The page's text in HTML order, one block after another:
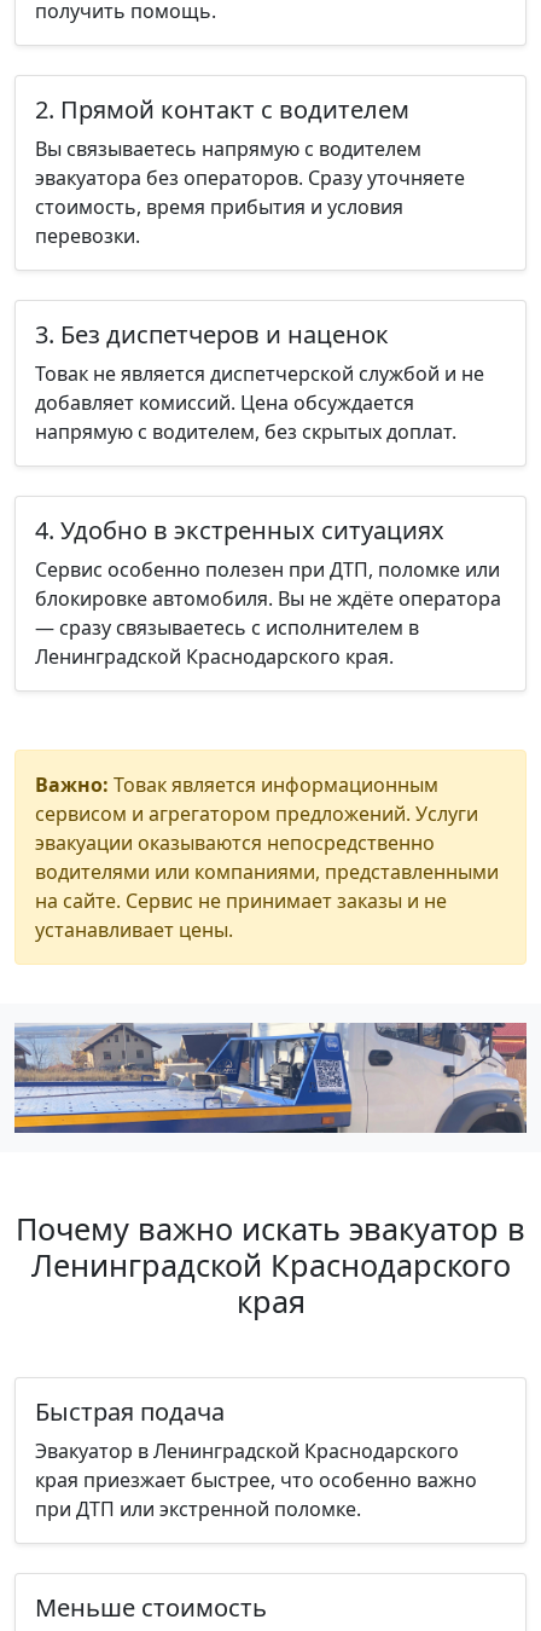
получить помощь.
2. Прямой контакт с водителем
Вы связываетесь напрямую с водителем
эвакуатора без операторов. Сразу уточняете
стоимость, время прибытия и условия
перевозки.
3. Без диспетчеров и наценок
Товак не является диспетчерской службой и не
добавляет комиссий. Цена обсуждается
напрямую с водителем, без скрытых доплат.
4. Удобно в экстренных ситуациях
Сервис особенно полезен при ДТП, поломке или
блокировке автомобиля. Вы не ждёте оператора
— сразу связываетесь с исполнителем в
Ленинградской Краснодарского края.
Важно: Товак является информационным
сервисом и агрегатором предложений. Услуги
эвакуации оказываются непосредственно
водителями или компаниями, представленными
на сайте. Сервис не принимает заказы и не
устанавливает цены.
Почему важно искать эвакуатор в
Ленинградской Краснодарского
края
Быстрая подача
Эвакуатор в Ленинградской Краснодарского
края приезжает быстрее, что особенно важно
при ДТП или экстренной поломке.
Меньше стоимость